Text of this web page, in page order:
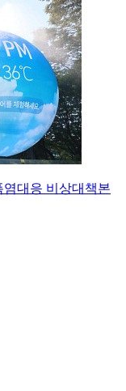
대응 비상대책본